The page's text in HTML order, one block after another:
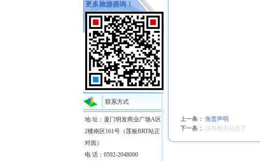
更多旅游咨询！
联系方式
地 址：厦门明发商业广场A区
2楼南区161号（莲板BRT站正
对面）
电 话：0592-2048000
上一条： 免责声明
下一条： 没有相关信息了